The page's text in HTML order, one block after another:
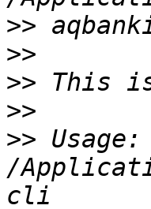
>>
>>
>>
>>
>> Usage:
/